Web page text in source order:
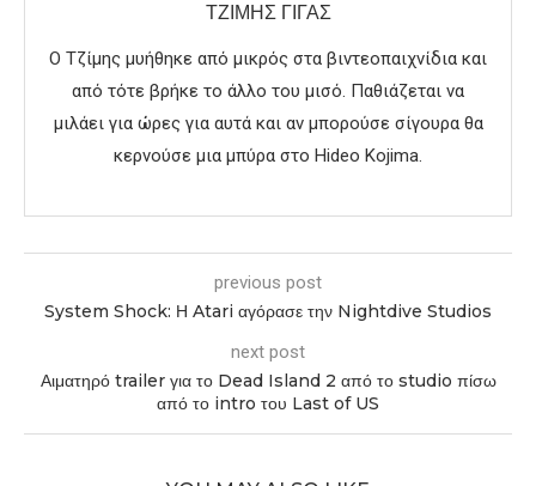
ΤΖΊΜΗΣ ΓΊΓΑΣ
Ο Τζίμης μυήθηκε από μικρός στα βιντεοπαιχνίδια και
από τότε βρήκε το άλλο του μισό. Παθιάζεται να
μιλάει για ώρες για αυτά και αν μπορούσε σίγουρα θα
κερνούσε μια μπύρα στο Hideo Kojima.
previous post
System Shock: Η Atari αγόρασε την Nightdive Studios
next post
Αιματηρό trailer για το Dead Island 2 από το studio πίσω
από το intro του Last of US